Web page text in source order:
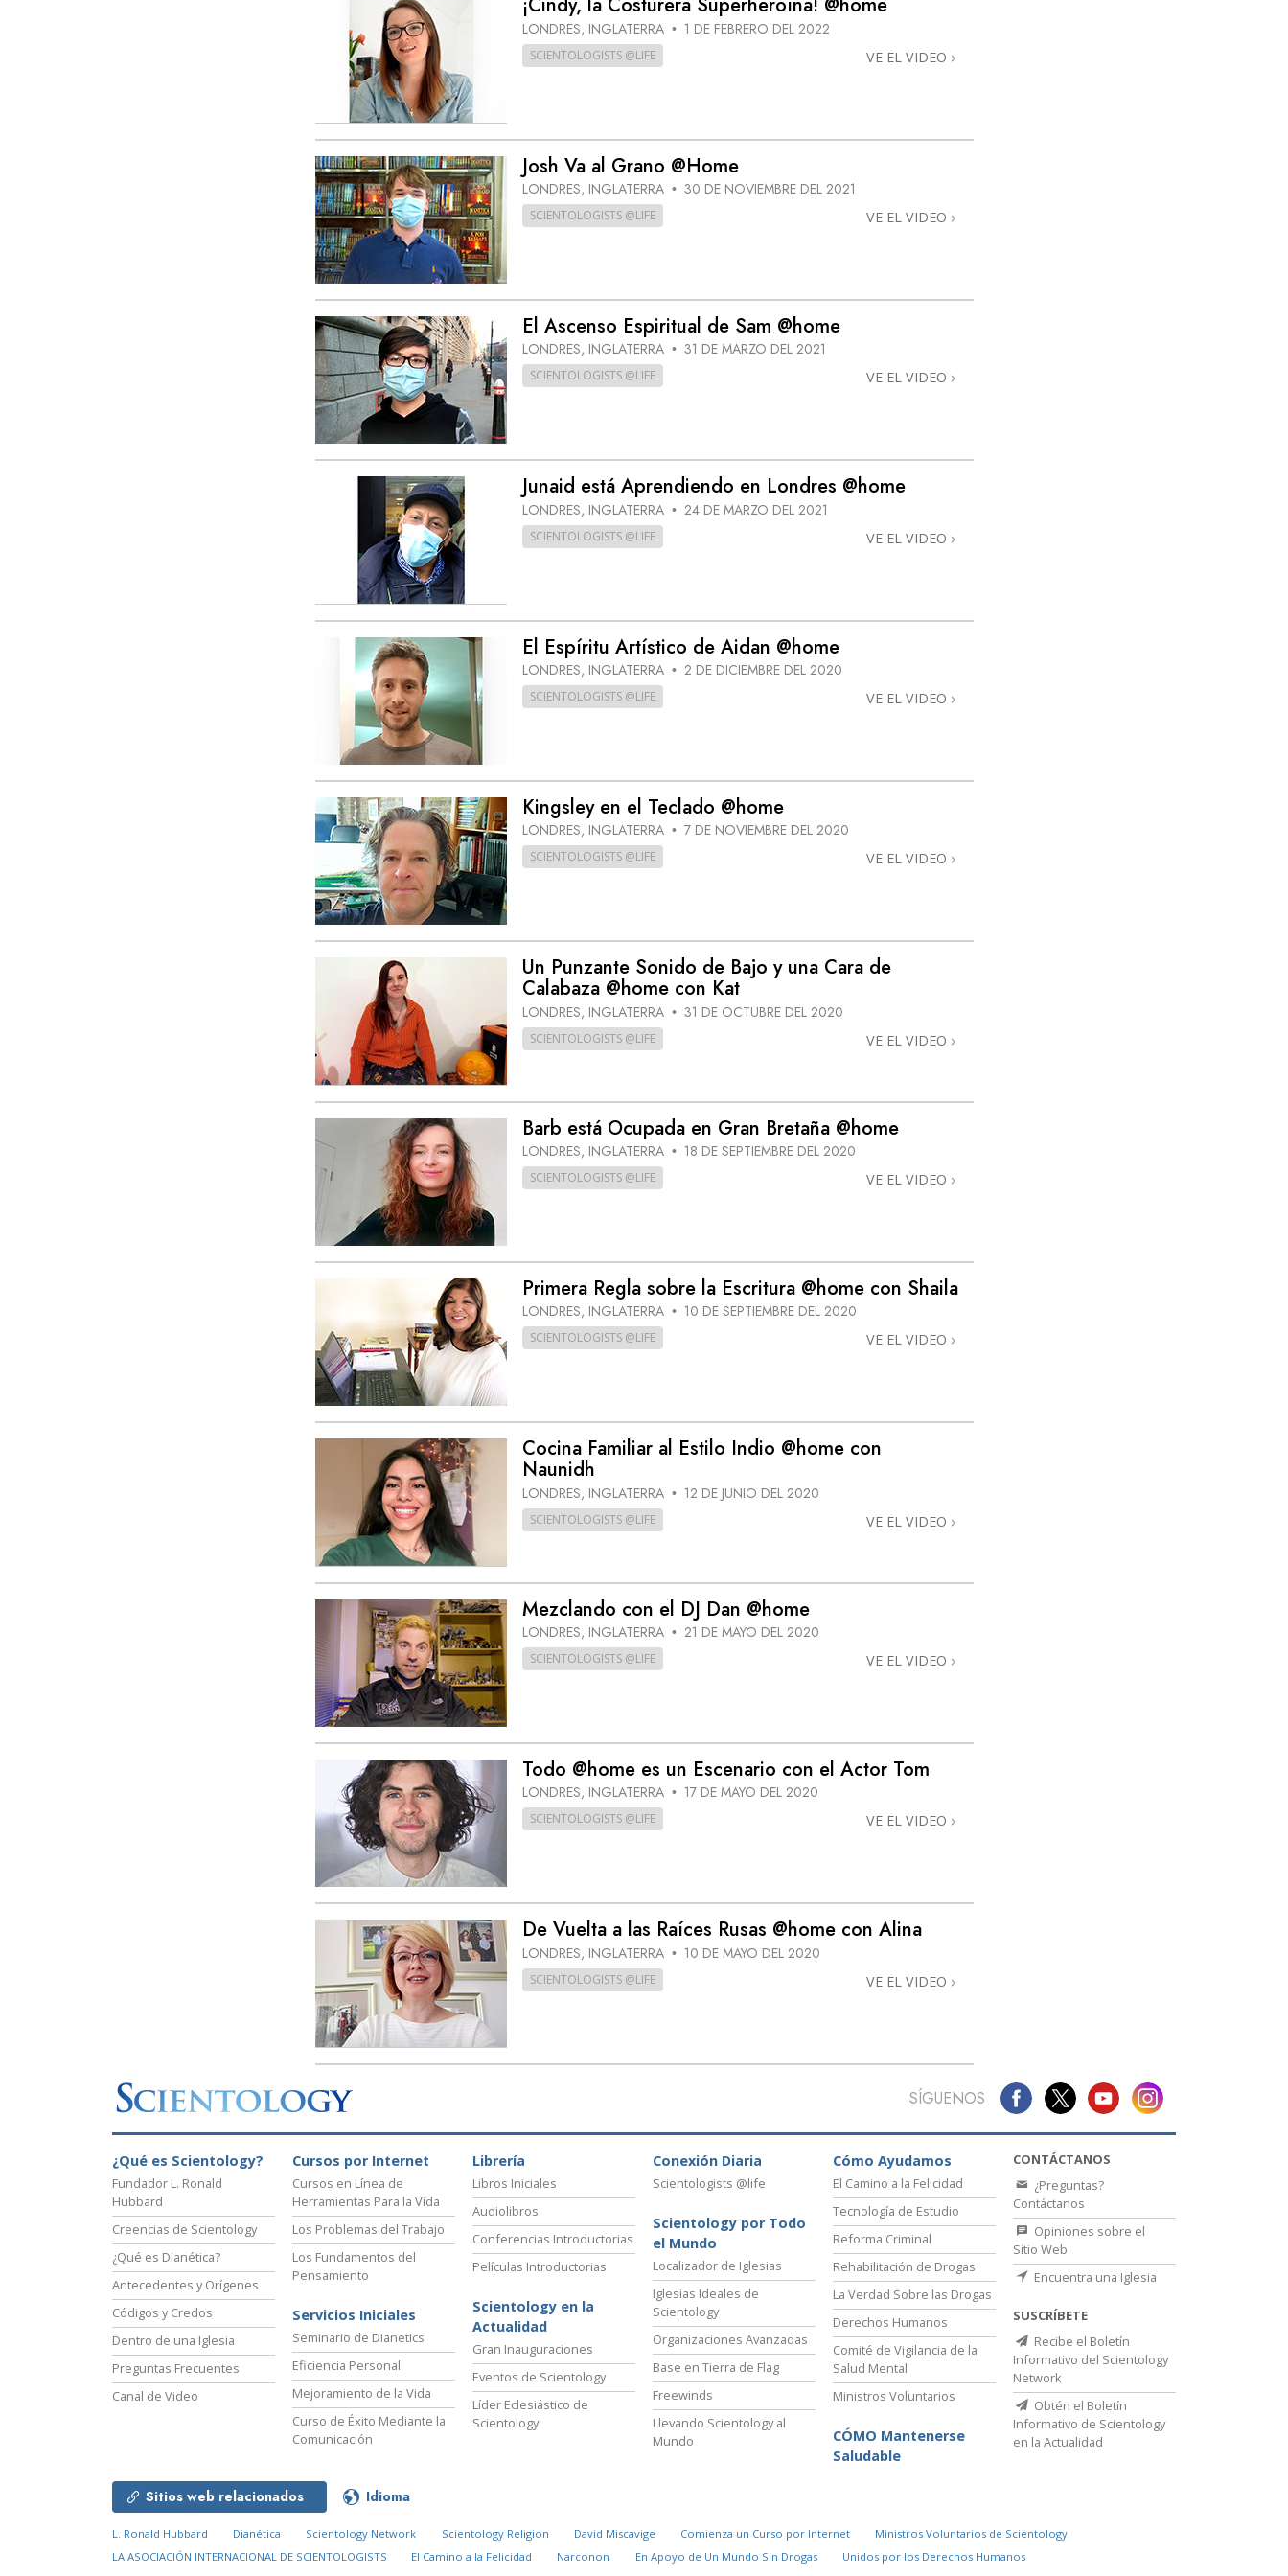
Amor y Odio: ¿Qué es Grandeza?
Los Niños
La Ética y las
Investigaciones
Los Fundamentos de las Relaciones
¡Cindy, la Costurera Superheroína! @home
LONDRES, INGLATERRA • 1 DE FEBRERO DEL 2022
SCIENTOLOGISTS @LIFE VE EL VIDEO
Josh Va al Grano @Home
LONDRES, INGLATERRA • 30 DE NOVIEMBRE DEL 2021
SCIENTOLOGISTS @LIFE VE EL VIDEO
El Ascenso Espiritual de Sam @home
LONDRES, INGLATERRA • 31 DE MARZO DEL 2021
SCIENTOLOGISTS @LIFE VE EL VIDEO
Junaid está Aprendiendo en Londres @home
LONDRES, INGLATERRA • 24 DE MARZO DEL 2021
SCIENTOLOGISTS @LIFE VE EL VIDEO
El Espíritu Artístico de Aidan @home
LONDRES, INGLATERRA • 2 DE DICIEMBRE DEL 2020
SCIENTOLOGISTS @LIFE VE EL VIDEO
Kingsley en el Teclado @home
LONDRES, INGLATERRA • 7 DE NOVIEMBRE DEL 2020
SCIENTOLOGISTS @LIFE VE EL VIDEO
Un Punzante Sonido de Bajo y una Cara de
Calabaza @home con Kat
LONDRES, INGLATERRA • 31 DE OCTUBRE DEL 2020
SCIENTOLOGISTS @LIFE VE EL VIDEO
Barb está Ocupada en Gran Bretaña @home
LONDRES, INGLATERRA • 18 DE SEPTIEMBRE DEL 2020
SCIENTOLOGISTS @LIFE VE EL VIDEO
Primera Regla sobre la Escritura @home con Shaila
LONDRES, INGLATERRA • 10 DE SEPTIEMBRE DEL 2020
SCIENTOLOGISTS @LIFE VE EL VIDEO
Cocina Familiar al Estilo Indio @home con
Naunidh
LONDRES, INGLATERRA • 12 DE JUNIO DEL 2020
SCIENTOLOGISTS @LIFE VE EL VIDEO
Mezclando con el DJ Dan @home
LONDRES, INGLATERRA • 21 DE MAYO DEL 2020
SCIENTOLOGISTS @LIFE VE EL VIDEO
Todo @home es un Escenario con el Actor Tom
LONDRES, INGLATERRA • 17 DE MAYO DEL 2020
SCIENTOLOGISTS @LIFE VE EL VIDEO
De Vuelta a las Raíces Rusas @home con Alina
LONDRES, INGLATERRA • 10 DE MAYO DEL 2020
SCIENTOLOGISTS @LIFE VE EL VIDEO
SÍGUENOS
¿Qué es Scientology?
Fundador L. Ronald
Hubbard
Creencias de Scientology
¿Qué es Dianética?
Antecedentes y Orígenes
Códigos y Credos
Dentro de una Iglesia
Preguntas Frecuentes
Canal de Video
Cursos por Internet
Cursos en Línea de
Herramientas Para la Vida
Los Problemas del Trabajo
Los Fundamentos del
Pensamiento
Servicios Iniciales
Seminario de Dianetics
Eficiencia Personal
Mejoramiento de la Vida
Curso de Éxito Mediante la
Comunicación
Librería
Libros Iniciales
Audiolibros
Conferencias Introductorias
Películas Introductorias
Scientology en la
Actualidad
Gran Inauguraciones
Eventos de Scientology
Líder Eclesiástico de
Scientology
Conexión Diaria
Scientologists @life
Scientology por Todo
el Mundo
Localizador de Iglesias
Iglesias Ideales de
Scientology
Organizaciones Avanzadas
Base en Tierra de Flag
Freewinds
Llevando Scientology al
Mundo
Cómo Ayudamos
El Camino a la Felicidad
Tecnología de Estudio
Reforma Criminal
Rehabilitación de Drogas
La Verdad Sobre las Drogas
Derechos Humanos
Comité de Vigilancia de la
Salud Mental
Ministros Voluntarios
CÓMO Mantenerse
Saludable
CONTÁCTANOS
¿Preguntas?
Contáctanos
Opiniones sobre el
Sitio Web
Encuentra una Iglesia
SUSCRÍBETE
Recibe el Boletín
Informativo del Scientology
Network
Obtén el Boletín
Informativo de Scientology
en la Actualidad
Sitios web relacionados Idioma
L. Ronald Hubbard Dianética Scientology Network Scientology Religion David Miscavige Comienza un Curso por Internet
Ministros Voluntarios de Scientology
LA ASOCIACIÓN INTERNACIONAL DE SCIENTOLOGISTS
El Camino a la Felicidad Narconon En Apoyo de Un Mundo Sin Drogas
Unidos por los Derechos Humanos